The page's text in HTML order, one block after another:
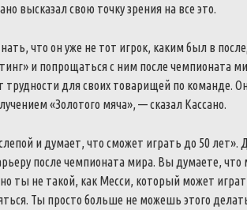
высказал свою точку зрения на все это.
что он уже не тот игрок, каким был в
и попрощаться с ним после чемпионата
трудности для своих товарищей по команде.
«Золотого мяча», — сказал Кассано.
и думает, что сможет играть до 50 лет».
после чемпионата мира. Вы думаете, что
ты не такой, как Месси, который может
Ты просто больше не можешь этого